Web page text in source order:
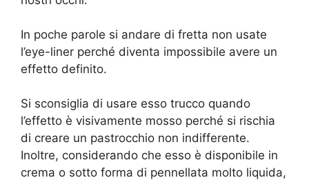
In poche parole si andare di fretta non usate
l’eye-liner perché diventa impossibile avere un
effetto definito.
Si sconsiglia di usare esso trucco quando
l’effetto è visivamente mosso perché si rischia
di creare un pastrocchio non indifferente.
Inoltre, considerando che esso è disponibile in
crema o sotto forma di pennellata molto liquida,